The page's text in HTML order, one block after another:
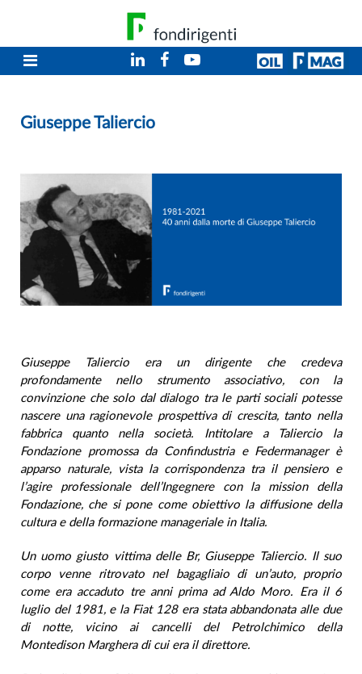
Giuseppe Taliercio
Giuseppe Taliercio era un dirigente che credeva
profondamente nello strumento associativo, con la
convinzione che solo dal dialogo tra le parti sociali potesse
nascere una ragionevole prospettiva di crescita, tanto nella
fabbrica quanto nella società. Intitolare a Taliercio la
Fondazione promossa da Confindustria e Federmanager è
apparso naturale, vista la corrispondenza tra il pensiero e
l’agire professionale dell’Ingegnere con la mission della
Fondazione, che si pone come obiettivo la diffusione della
cultura e della formazione manageriale in Italia.
Un uomo giusto vittima delle Br, Giuseppe Taliercio. Il suo
corpo venne ritrovato nel bagagliaio di un’auto, proprio
come era accaduto tre anni prima ad Aldo Moro. Era il 6
luglio del 1981, e la Fiat 128 era stata abbandonata alle due
di notte, vicino ai cancelli del Petrolchimico della
Montedison Marghera di cui era il direttore.